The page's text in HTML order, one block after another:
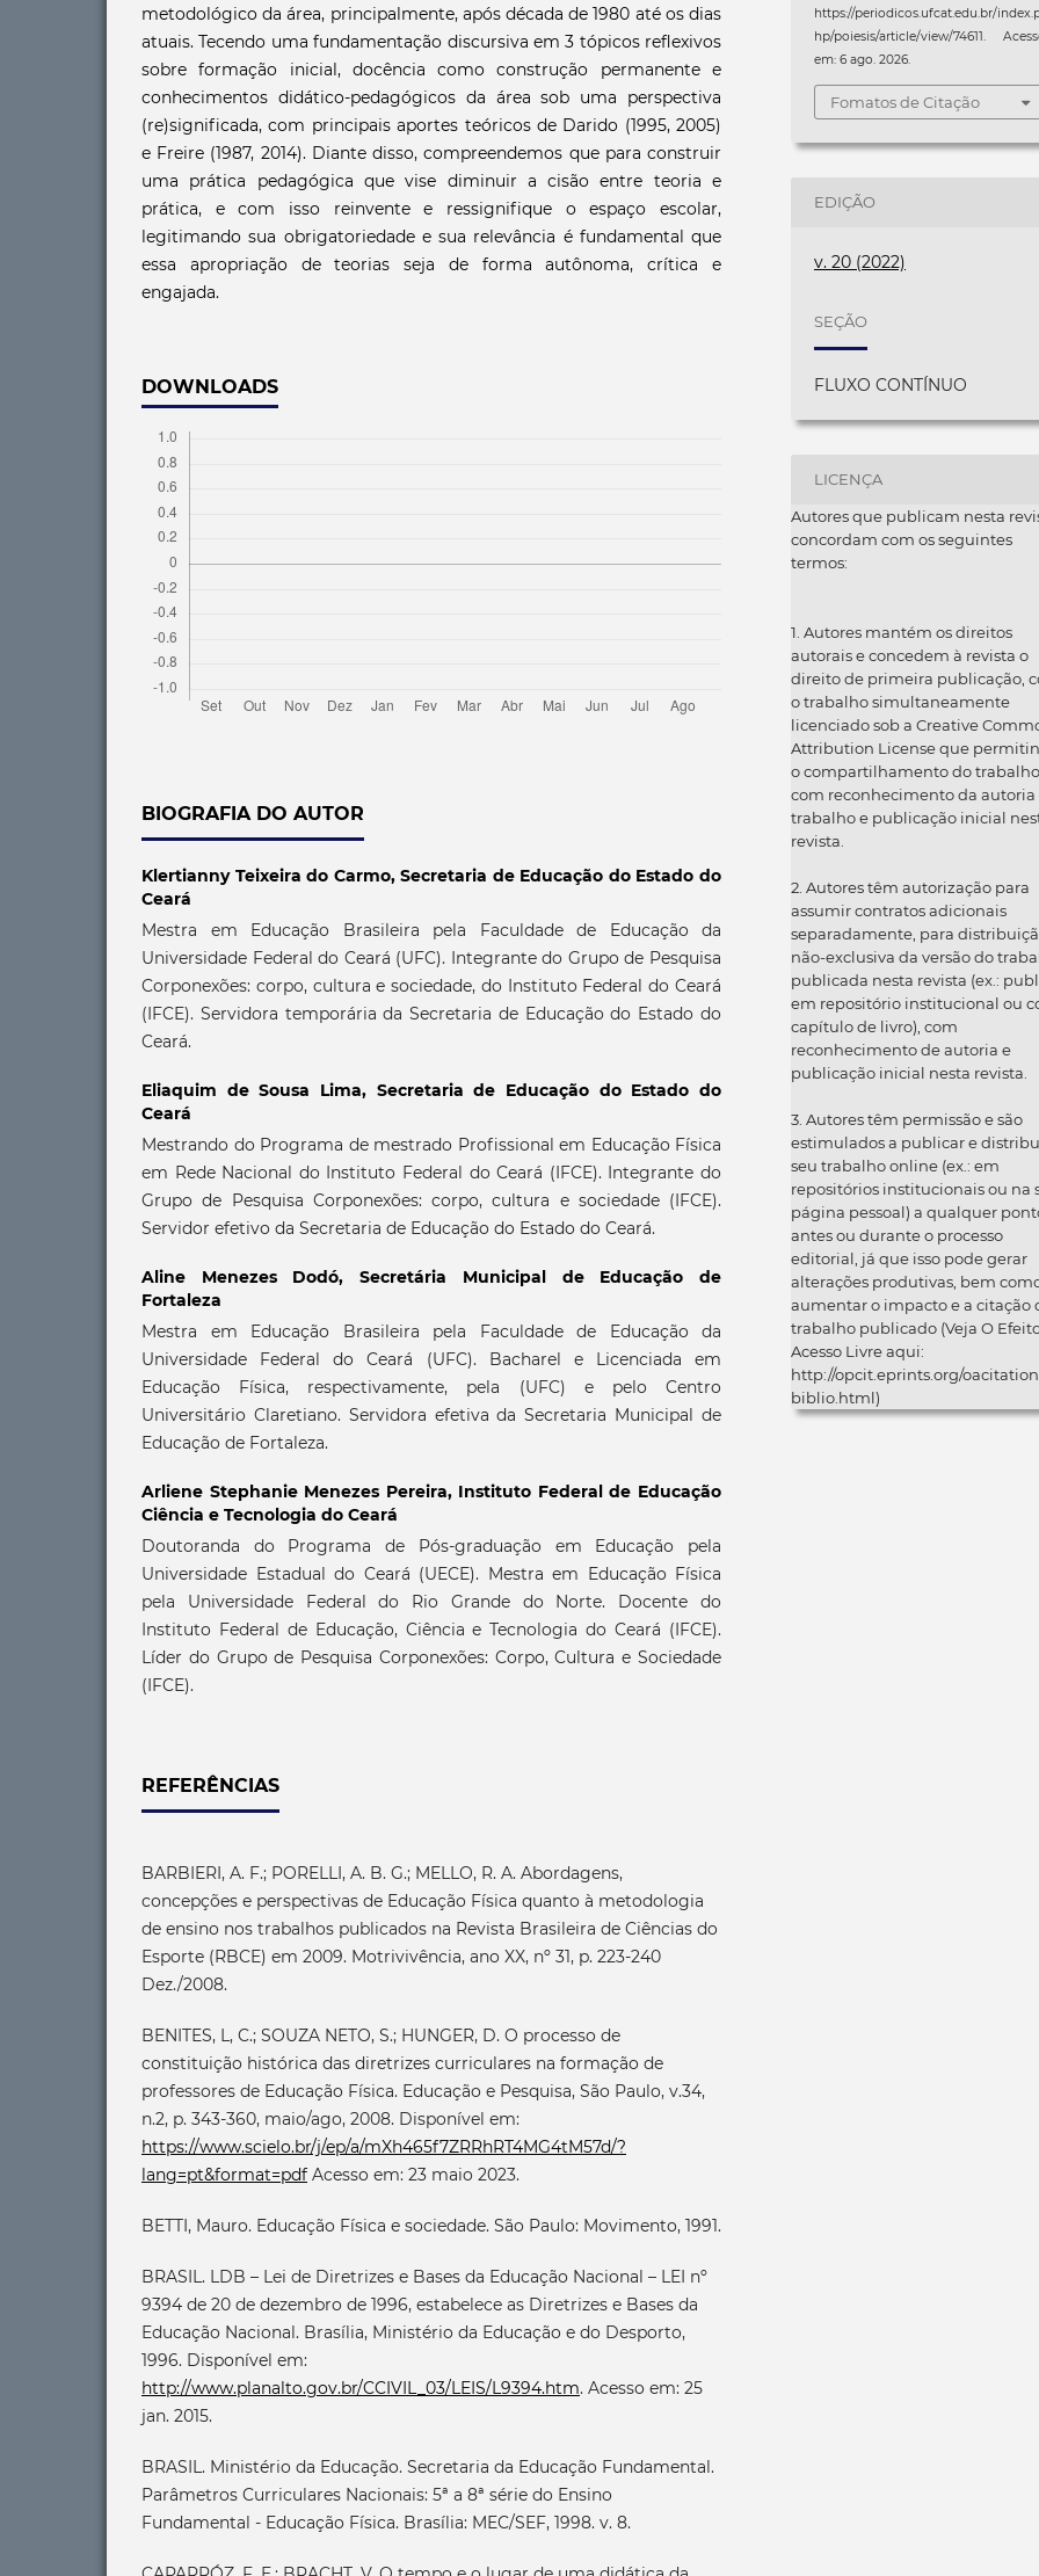
metodológico da área, principalmente, após década de 1980 até os dias
atuais. Tecendo uma fundamentação discursiva em 3 tópicos reflexivos
sobre formação inicial, docência como construção permanente e
conhecimentos didático-pedagógicos da área sob uma perspectiva
(re)significada, com principais aportes teóricos de Darido (1995, 2005)
e Freire (1987, 2014). Diante disso, compreendemos que para construir
uma prática pedagógica que vise diminuir a cisão entre teoria e
prática, e com isso reinvente e ressignifique o espaço escolar,
legitimando sua obrigatoriedade e sua relevância é fundamental que
essa apropriação de teorias seja de forma autônoma, crítica e
engajada.
DOWNLOADS
BIOGRAFIA DO AUTOR
Klertianny Teixeira do Carmo,Secretaria de Educação do Estado do
Ceará
Mestra em Educação Brasileira pela Faculdade de Educação da
Universidade Federal do Ceará (UFC). Integrante do Grupo de Pesquisa
Corponexões: corpo, cultura e sociedade, do Instituto Federal do Ceará
(IFCE). Servidora temporária da Secretaria de Educação do Estado do
Ceará.
Eliaquim de Sousa Lima, Secretaria de Educação do Estado do
Ceará
Mestrando do Programa de mestrado Profissional em Educação Física
em Rede Nacional do Instituto Federal do Ceará (IFCE). Integrante do
Grupo de Pesquisa Corponexões: corpo, cultura e sociedade (IFCE).
Servidor efetivo da Secretaria de Educação do Estado do Ceará.
Aline Menezes Dodó,Secretária Municipal de Educação de
Fortaleza
Mestra em Educação Brasileira pela Faculdade de Educação da
Universidade Federal do Ceará (UFC). Bacharel e Licenciada em
Educação Física, respectivamente, pela (UFC) e pelo Centro
Universitário Claretiano. Servidora efetiva da Secretaria Municipal de
Educação de Fortaleza.
Arliene Stephanie Menezes Pereira, Instituto Federal de Educação
Ciência e Tecnologia do Ceará
Doutoranda do Programa de Pós-graduação em Educação pela
Universidade Estadual do Ceará (UECE). Mestra em Educação Física
pela Universidade Federal do Rio Grande do Norte. Docente do
Instituto Federal de Educação, Ciência e Tecnologia do Ceará (IFCE).
Líder do Grupo de Pesquisa Corponexões: Corpo, Cultura e Sociedade
(IFCE).
REFERÊNCIAS
BARBIERI, A. F.; PORELLI, A. B. G.; MELLO, R. A. Abordagens,
concepções e perspectivas de Educação Física quanto à metodologia
de ensino nos trabalhos publicados na Revista Brasileira de Ciências do
Esporte (RBCE) em 2009. Motrivivência, ano XX, nº 31, p. 223-240
Dez./2008.
BENITES, L, C.; SOUZA NETO, S.; HUNGER, D. O processo de
constituição histórica das diretrizes curriculares na formação de
professores de Educação Física. Educação e Pesquisa, São Paulo, v.34,
n.2, p. 343-360, maio/ago, 2008. Disponível em:
https://www.scielo.br/j/ep/a/mXh465f7ZRRhRT4MG4tM57d/?
lang=pt&format=pdf Acesso em: 23 maio 2023.
BETTI, Mauro. Educação Física e sociedade. São Paulo: Movimento, 1991.
BRASIL. LDB – Lei de Diretrizes e Bases da Educação Nacional – LEI nº
9394 de 20 de dezembro de 1996, estabelece as Diretrizes e Bases da
Educação Nacional. Brasília, Ministério da Educação e do Desporto,
1996. Disponível em:
http://www.planalto.gov.br/CCIVIL_03/LEIS/L9394.htm. Acesso em: 25
jan. 2015.
BRASIL. Ministério da Educação. Secretaria da Educação Fundamental.
Parâmetros Curriculares Nacionais: 5ª a 8ª série do Ensino
Fundamental - Educação Física. Brasília: MEC/SEF, 1998. v. 8.
https://periodicos.ufcat.edu.br/
hp/poiesis/article/view/74611.
em: 6 ago. 2026.
Fomatos de Citação
EDIÇÃO
v. 20 (2022)
SEÇÃO
FLUXO CONTÍNUO
LICENÇA
Autores que publicam nesta
concordam com os seguintes
termos:
1. Autores mantém os direitos
autorais e concedem à revista o
direito de primeira publicação,
o trabalho simultaneamente
licenciado sob a Creative
Attribution License que
o compartilhamento do trabalho
com reconhecimento da autoria
trabalho e publicação inicial
revista.
2. Autores têm autorização para
assumir contratos adicionais
separadamente, para
não-exclusiva da versão do
publicada nesta revista (ex.:
em repositório institucional ou
capítulo de livro), com
reconhecimento de autoria e
publicação inicial nesta revista.
3. Autores têm permissão e são
estimulados a publicar e
seu trabalho online (ex.: em
repositórios institucionais ou na
página pessoal) a qualquer
antes ou durante o processo
editorial, já que isso pode gerar
alterações produtivas, bem
aumentar o impacto e a citação
trabalho publicado (Veja O
Acesso Livre aqui:
http://opcit.eprints.org/
biblio.html)